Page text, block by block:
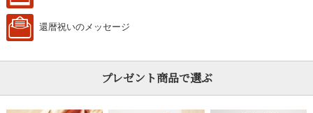
還暦祝いのメッセージ
プレゼント商品で選ぶ